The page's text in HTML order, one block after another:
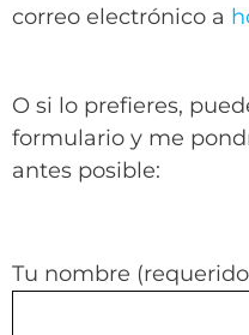
correo electrónico a
O si lo prefieres,
formulario y me
antes posible:
Tu nombre